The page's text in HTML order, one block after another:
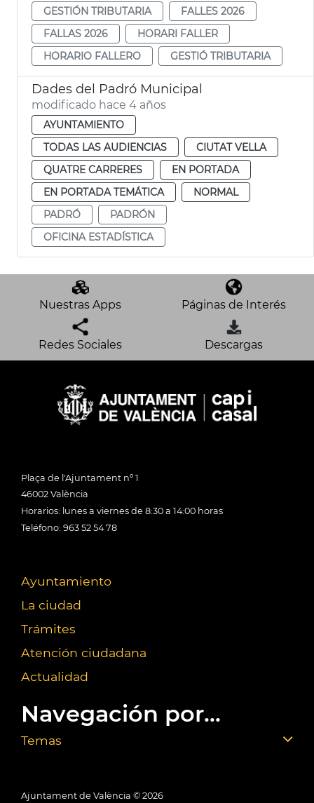
GESTIÓN TRIBUTARIA
FALLES 2026
FALLAS 2026
HORARI FALLER
HORARIO FALLERO
GESTIÓ TRIBUTARIA
Dades del Padró Municipal
modificado hace 4 años
AYUNTAMIENTO
TODAS LAS AUDIENCIAS
CIUTAT VELLA
QUATRE CARRERES
EN PORTADA
EN PORTADA TEMÁTICA
NORMAL
PADRÓ
PADRÓN
OFICINA ESTADÍSTICA
Nuestras Apps Páginas de Interés
Redes Sociales Descargas
Plaça de l'Ajuntament nº 1
46002 València
Horarios: lunes a viernes de 8:30 a 14:00 horas
Teléfono: 963 52 54 78
Ayuntamiento
La ciudad
Trámites
Atención ciudadana
Actualidad
Navegación por...
Temas
Ajuntament de València © 2026